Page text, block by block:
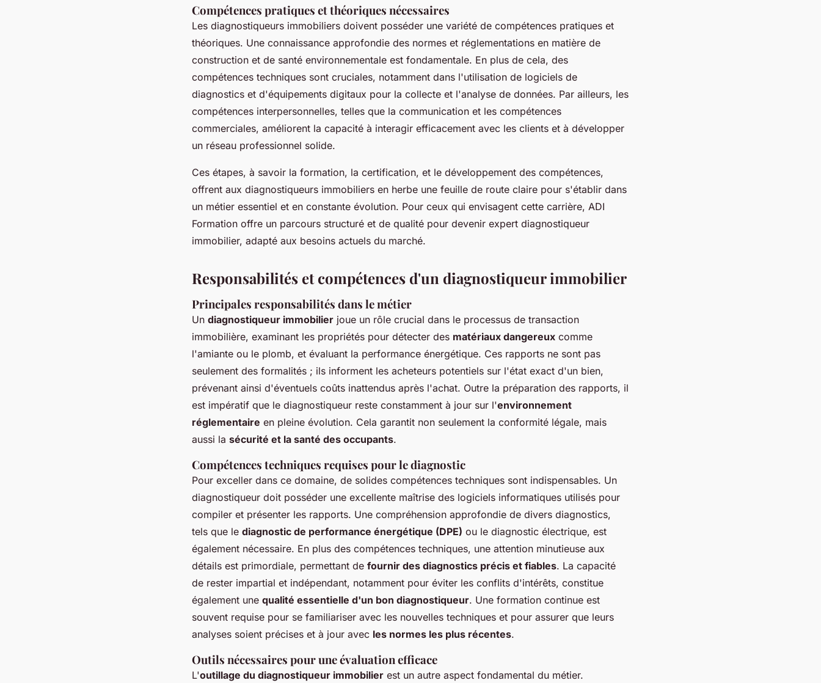
Compétences pratiques et théoriques nécessaires
Les diagnostiqueurs immobiliers doivent posséder une variété de compétences pratiques et
théoriques. Une connaissance approfondie des normes et réglementations en matière de
construction et de santé environnementale est fondamentale. En plus de cela, des
compétences techniques sont cruciales, notamment dans l'utilisation de logiciels de
diagnostics et d'équipements digitaux pour la collecte et l'analyse de données. Par ailleurs, les
compétences interpersonnelles, telles que la communication et les compétences
commerciales, améliorent la capacité à interagir efficacement avec les clients et à développer
un réseau professionnel solide.
Ces étapes, à savoir la formation, la certification, et le développement des compétences,
offrent aux diagnostiqueurs immobiliers en herbe une feuille de route claire pour s'établir dans
un métier essentiel et en constante évolution. Pour ceux qui envisagent cette carrière, ADI
Formation offre un parcours structuré et de qualité pour devenir expert diagnostiqueur
immobilier, adapté aux besoins actuels du marché.
Responsabilités et compétences d'un diagnostiqueur immobilier
Principales responsabilités dans le métier
Un diagnostiqueur immobilier joue un rôle crucial dans le processus de transaction
immobilière, examinant les propriétés pour détecter des matériaux dangereux comme
l'amiante ou le plomb, et évaluant la performance énergétique. Ces rapports ne sont pas
seulement des formalités ; ils informent les acheteurs potentiels sur l'état exact d'un bien,
prévenant ainsi d'éventuels coûts inattendus après l'achat. Outre la préparation des rapports, il
est impératif que le diagnostiqueur reste constamment à jour sur l'environnement
réglementaire en pleine évolution. Cela garantit non seulement la conformité légale, mais
aussi la sécurité et la santé des occupants.
Compétences techniques requises pour le diagnostic
Pour exceller dans ce domaine, de solides compétences techniques sont indispensables. Un
diagnostiqueur doit posséder une excellente maîtrise des logiciels informatiques utilisés pour
compiler et présenter les rapports. Une compréhension approfondie de divers diagnostics,
tels que le diagnostic de performance énergétique (DPE) ou le diagnostic électrique, est
également nécessaire. En plus des compétences techniques, une attention minutieuse aux
détails est primordiale, permettant de fournir des diagnostics précis et fiables. La capacité
de rester impartial et indépendant, notamment pour éviter les conflits d'intérêts, constitue
également une qualité essentielle d'un bon diagnostiqueur. Une formation continue est
souvent requise pour se familiariser avec les nouvelles techniques et pour assurer que leurs
analyses soient précises et à jour avec les normes les plus récentes.
Outils nécessaires pour une évaluation efficace
L'outillage du diagnostiqueur immobilier est un autre aspect fondamental du métier.